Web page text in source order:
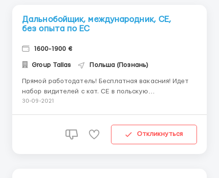
Дальнобойщик, международник, СЕ,
без опыта по ЕС
1600-1900 €
Group Tallas Польша (Познань)
Прямой работодатель! Бесплатная вакасния! Идет
набор видителей с кат. СЕ в польскую
транспортную фирму - как с опытом работы по ЕС,
(возле Познани) Фирма занимается перевозкой
30-09-2021
Откликнуться